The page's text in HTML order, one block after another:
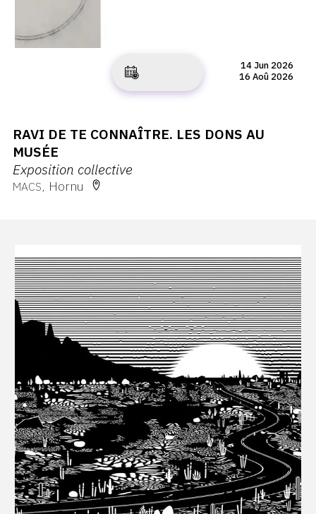
14 Jun 2026
16 Aoû 2026
RAVI DE TE CONNAÎTRE. LES DONS AU
MUSÉE
Exposition collective
MACS Hornu